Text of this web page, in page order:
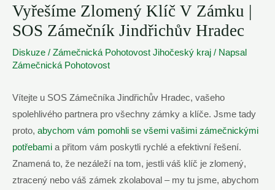
Vyřešíme Zlomený Klíč V Zámku |
SOS Zámečník Jindřichův Hradec
Diskuze / Zámečnická Pohotovost Jihočeský kraj / Napsal
Zámečnická Pohotovost
Vítejte u SOS Zámečníka Jindřichův Hradec, vašeho
spolehlivého partnera pro všechny zámky a klíče. Jsme tady
proto, abychom vám pomohli se všemi vašimi zámečnickými
potřebami a přitom vám poskytli rychlé a efektivní řešení.
Znamená to, že nezáleží na tom, jestli váš klíč je zlomený,
ztracený nebo váš zámek zkolaboval – my tu jsme, abychom